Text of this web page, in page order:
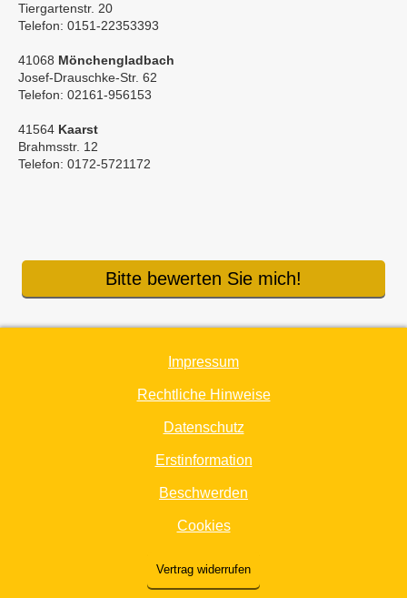
Tiergartenstr. 20
Telefon: 0151-22353393
41068 Mönchengladbach
Josef-Drauschke-Str. 62
Telefon: 02161-956153
41564 Kaarst
Brahmsstr. 12
Telefon: 0172-5721172
Bitte bewerten Sie mich!
Impressum
Rechtliche Hinweise
Datenschutz
Erstinformation
Beschwerden
Cookies
Vertrag widerrufen